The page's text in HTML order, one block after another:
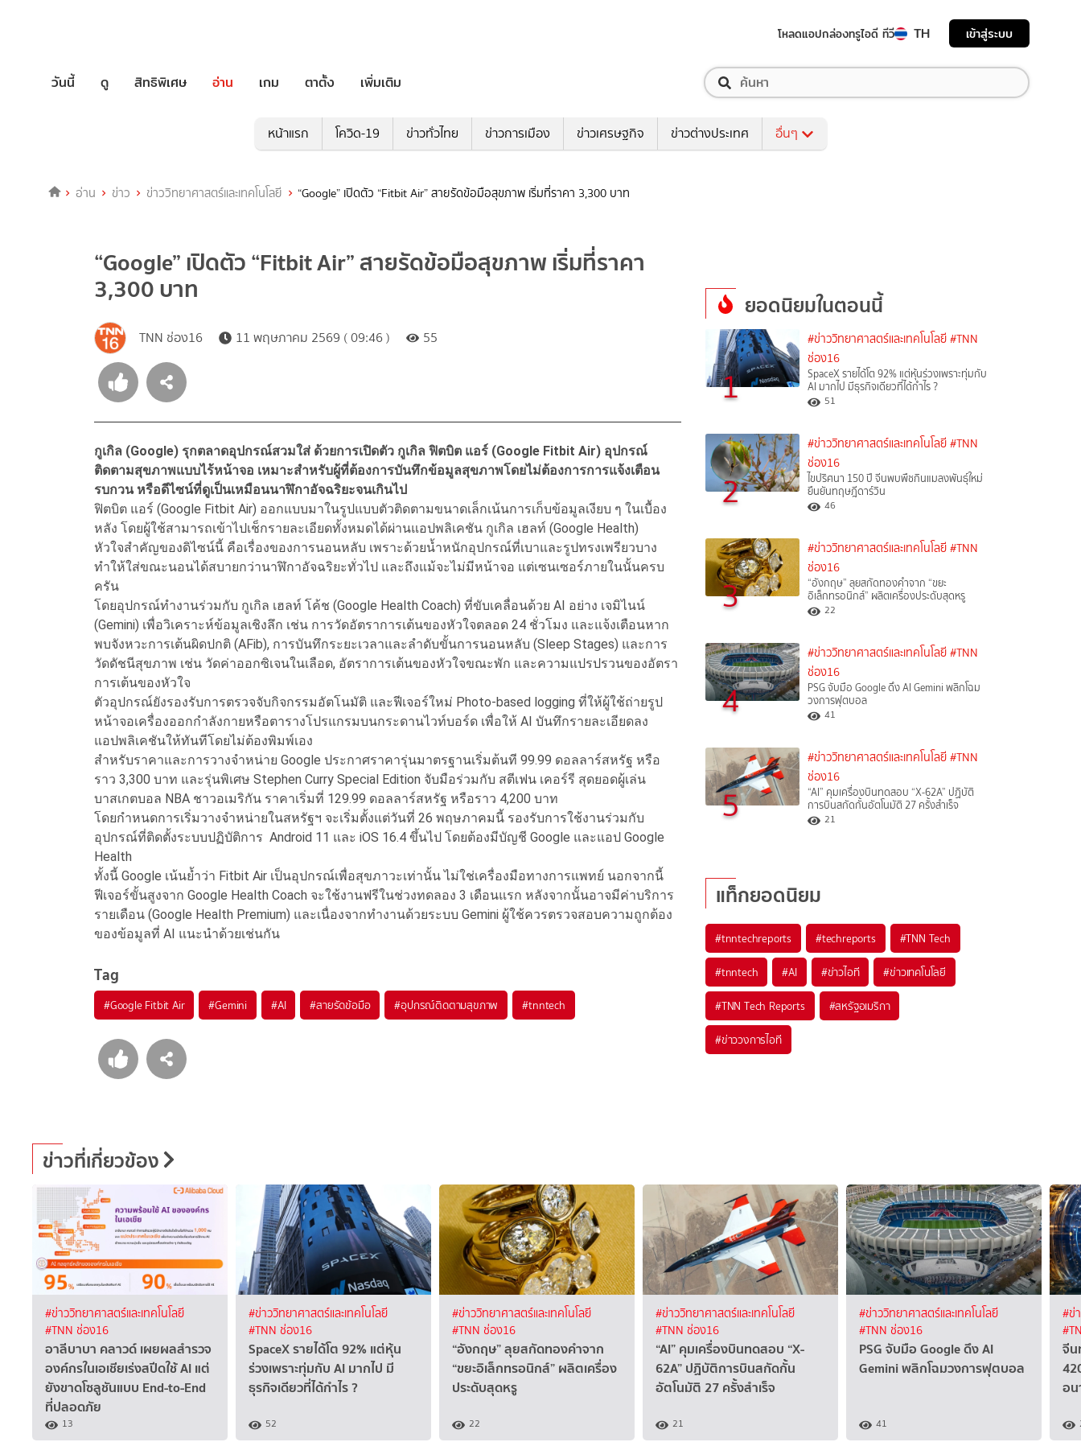
โหลดแอปกล่องทรูไอดี ทีวี TH เข้าสู่ระบบ
วันนี้ ดู สิทธิพิเศษ อ่าน เกม ตาตั้ง เพิ่มเติม
หน้าแรก โควิด-19 ข่าวทั่วไทย ข่าวการเมือง ข่าวเศรษฐกิจ ข่าวต่างประเทศ อื่นๆ
อ่าน ข่าว ข่าววิทยาศาสตร์และเทคโนโลยี “Google” เปิดตัว “Fitbit Air” สายรัดข้อมือสุขภาพ เริ่มที่ราคา 3,300 บาท
“Google” เปิดตัว “Fitbit Air” สายรัดข้อมือสุขภาพ เริ่มที่ราคา
3,300 บาท
TNN ช่อง16 11 พฤษภาคม 2569 ( 09:46 ) 55
กูเกิล (Google) รุกตลาดอุปกรณ์สวมใส่ ด้วยการเปิดตัว กูเกิล ฟิตบิต แอร์ (Google Fitbit Air) อุปกรณ์
ติดตามสุขภาพแบบไร้หน้าจอ เหมาะสำหรับผู้ที่ต้องการบันทึกข้อมูลสุขภาพโดยไม่ต้องการการแจ้งเตือน
รบกวน หรือดีไซน์ที่ดูเป็นเหมือนนาฬิกาอัจฉริยะจนเกินไป
ฟิตบิต แอร์ (Google Fitbit Air) ออกแบบมาในรูปแบบตัวติดตามขนาดเล็กเน้นการเก็บข้อมูลเงียบ ๆ ในเบื้อง
หลัง โดยผู้ใช้สามารถเข้าไปเช็กรายละเอียดทั้งหมดได้ผ่านแอปพลิเคชัน กูเกิล เฮลท์ (Google Health)
หัวใจสำคัญของดิไซน์นี้ คือเรื่องของการนอนหลับ เพราะด้วยน้ำหนักอุปกรณ์ที่เบาและรูปทรงเพรียวบาง
ทำให้ใส่ขณะนอนได้สบายกว่านาฬิกาอัจฉริยะทั่วไป และถึงแม้จะไม่มีหน้าจอ แต่เซนเซอร์ภายในนั้นครบ
ครัน
โดยอุปกรณ์ทำงานร่วมกับ กูเกิล เฮลท์ โค้ช (Google Health Coach) ที่ขับเคลื่อนด้วย AI อย่าง เจมิไนน์
(Gemini) เพื่อวิเคราะห์ข้อมูลเชิงลึก เช่น การวัดอัตราการเต้นของหัวใจตลอด 24 ชั่วโมง และแจ้งเตือนหาก
พบจังหวะการเต้นผิดปกติ (AFib), การบันทึกระยะเวลาและลำดับขั้นการนอนหลับ (Sleep Stages) และการ
วัดดัชนีสุขภาพ เช่น วัดค่าออกซิเจนในเลือด, อัตราการเต้นของหัวใจขณะพัก และความแปรปรวนของอัตรา
การเต้นของหัวใจ
ตัวอุปกรณ์ยังรองรับการตรวจจับกิจกรรมอัตโนมัติ และฟีเจอร์ใหม่ Photo-based logging ที่ให้ผู้ใช้ถ่ายรูป
หน้าจอเครื่องออกกำลังกายหรือตารางโปรแกรมบนกระดานไวท์บอร์ด เพื่อให้ AI บันทึกรายละเอียดลง
แอปพลิเคชันให้ทันทีโดยไม่ต้องพิมพ์เอง
สำหรับราคาและการวางจำหน่าย Google ประกาศราคารุ่นมาตรฐานเริ่มต้นที 99.99 ดอลลาร์สหรัฐ หรือ
ราว 3,300 บาท และรุ่นพิเศษ Stephen Curry Special Edition จับมือร่วมกับ สตีเฟน เคอร์รี สุดยอดผู้เล่น
บาสเกตบอล NBA ชาวอเมริกัน ราคาเริ่มที่ 129.99 ดอลลาร์สหรัฐ หรือราว 4,200 บาท
โดยกำหนดการเริ่มวางจำหน่ายในสหรัฐฯ จะเริ่มตั้งแต่วันที่ 26 พฤษภาคมนี้ รองรับการใช้งานร่วมกับ
อุปกรณ์ที่ติดตั้งระบบปฏิบัติการ Android 11 และ iOS 16.4 ขึ้นไป โดยต้องมีบัญชี Google และแอป Google
Health
ทั้งนี้ Google เน้นย้ำว่า Fitbit Air เป็นอุปกรณ์เพื่อสุขภาวะเท่านั้น ไม่ใช่เครื่องมือทางการแพทย์ นอกจากนี้
ฟีเจอร์ขั้นสูงจาก Google Health Coach จะใช้งานฟรีในช่วงทดลอง 3 เดือนแรก หลังจากนั้นอาจมีค่าบริการ
รายเดือน (Google Health Premium) และเนื่องจากทำงานด้วยระบบ Gemini ผู้ใช้ควรตรวจสอบความถูกต้อง
ของข้อมูลที่ AI แนะนำด้วยเช่นกัน
Tag
#Google Fitbit Air #Gemini #AI #สายรัดข้อมือ #อุปกรณ์ติดตามสุขภาพ #tnntech
ยอดนิยมในตอนนี้
1
#ข่าววิทยาศาสตร์และเทคโนโลยี #TNN
ช่อง16
SpaceX รายได้โต 92% แต่หุ้นร่วงเพราะทุ่มกับ
AI มากไป มีธุรกิจเดียวที่ได้กำไร ?
51
2
#ข่าววิทยาศาสตร์และเทคโนโลยี #TNN
ช่อง16
ไขปริศนา 150 ปี จีนพบพืชกินแมลงพันธุ์ใหม่
ยืนยันทฤษฎีดาร์วิน
46
3
#ข่าววิทยาศาสตร์และเทคโนโลยี #TNN
ช่อง16
“อังกฤษ” ลุยสกัดทองคำจาก “ขยะ
อิเล็กทรอนิกส์” ผลิตเครื่องประดับสุดหรู
22
4
#ข่าววิทยาศาสตร์และเทคโนโลยี #TNN
ช่อง16
PSG จับมือ Google ดึง AI Gemini พลิกโฉม
วงการฟุตบอล
41
5
#ข่าววิทยาศาสตร์และเทคโนโลยี #TNN
ช่อง16
“AI” คุมเครื่องบินทดสอบ “X-62A” ปฏิบัติ
การบินสกัดกั้นอัตโนมัติ 27 ครั้งสำเร็จ
21
แท็กยอดนิยม
#tnntechreports #techreports #TNN Tech
#tnntech #AI #ข่าวไอที #ข่าวเทคโนโลยี
#TNN Tech Reports #สหรัฐอเมริกา
#ข่าววงการไอที
ข่าวที่เกี่ยวข้อง
#ข่าววิทยาศาสตร์และเทคโนโลยี
#TNN ช่อง16
อาลีบาบา คลาวด์ เผยผลสำรวจ
องค์กรในเอเชียเร่งสปีดใช้ AI แต่
ยังขาดโซลูชันแบบ End-to-End
ที่ปลอดภัย
13
#ข่าววิทยาศาสตร์และเทคโนโลยี
#TNN ช่อง16
SpaceX รายได้โต 92% แต่หุ้น
ร่วงเพราะทุ่มกับ AI มากไป มี
ธุรกิจเดียวที่ได้กำไร ?
52
#ข่าววิทยาศาสตร์และเทคโนโลยี
#TNN ช่อง16
“อังกฤษ” ลุยสกัดทองคำจาก
“ขยะอิเล็กทรอนิกส์” ผลิตเครื่อง
ประดับสุดหรู
22
#ข่าววิทยาศาสตร์และเทคโนโลยี
#TNN ช่อง16
“AI” คุมเครื่องบินทดสอบ “X-
62A” ปฏิบัติการบินสกัดกั้น
อัตโนมัติ 27 ครั้งสำเร็จ
21
#ข่าววิทยาศาสตร์และเทคโนโลยี
#TNN ช่อง16
PSG จับมือ Google ดึง AI
Gemini พลิกโฉมวงการฟุตบอล
41
#ข่
จี
อ